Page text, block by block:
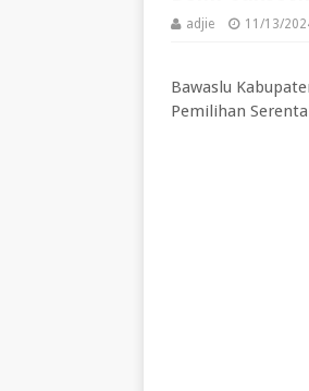
adjie 11/13/
Bawaslu
Pemilihan